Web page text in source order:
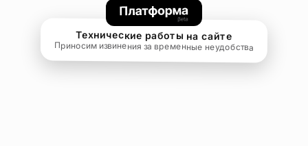
Технические работы на сайте
Приносим извинения за временные неудобства